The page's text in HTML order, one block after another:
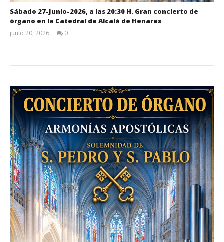
Sábado 27-Junio-2026, a las 20:30 H. Gran concierto de
órgano en la Catedral de Alcalá de Henares
junio 20, 2026
0